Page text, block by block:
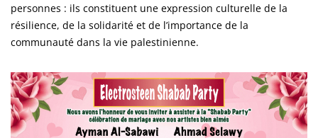
personnes : ils constituent une expression culturelle de la
résilience, de la solidarité et de l’importance de la
communauté dans la vie palestinienne.